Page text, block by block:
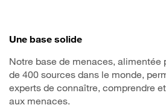
Une base solide
Notre base de menaces, alimentée
de 400 sources dans le monde,
experts de connaître, comprendre
aux menaces.